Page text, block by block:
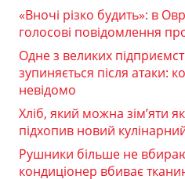
«Вночі різко будить»: в
голосові повідомлення
Одне з великих
зупиняється після атаки:
невідомо
Хліб, який можна зім’яти
підхопив новий кулінарний
Рушники більше не
кондиціонер вбиває